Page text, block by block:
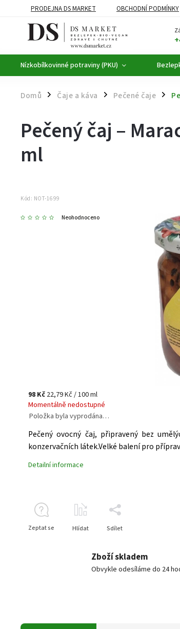
PRODEJNA DS MARKET OBCHODNÍ PODMÍNKY
BEZLEPKOVÉ POTRAVINY
Nízkobílkovinné potraviny (PKU)
Domů / Čaje a káva / Pečené čaje /
Pečený čaj –
ml
Kód: NOT-1699
Neohodnoceno
98 Kč 22,79 Kč / 100 ml
Momentálně nedostupné
Položka byla vyprodána…
Pečený ovocný čaj, připravený bez
konzervačních látek.Velké balení pro
Detailní informace
Zeptat se Hlídat Sdílet
Zboží skladem
Obvykle odesíláme do 24